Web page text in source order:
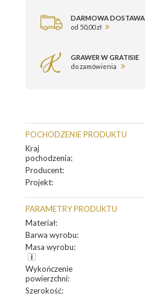
DARMOWA DOSTAWA
od 50,00 zł
GRAWER W GRATISIE
do zamówienia
POCHODZENIE PRODUKTU
Kraj
pochodzenia:
Producent:
Projekt:
PARAMETRY PRODUKTU
Materiał:
Barwa wyrobu:
Masa wyrobu:
Wykończenie
powierzchni:
Szerokość: